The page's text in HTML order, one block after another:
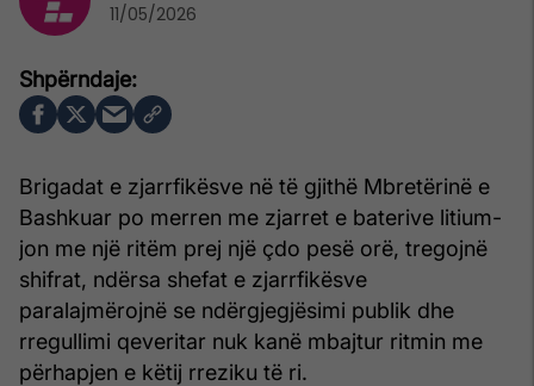
Brigadat e zjarrfikësve në të gjithë Mbretërinë e
Bashkuar po merren me zjarret e baterive litium-
jon me një ritëm prej një çdo pesë orë, tregojnë
shifrat, ndërsa shefat e zjarrfikësve
paralajmërojnë se ndërgjegjësimi publik dhe
rregullimi qeveritar nuk kanë mbajtur ritmin me
përhapjen e këtij rreziku të ri.
11/05/2026